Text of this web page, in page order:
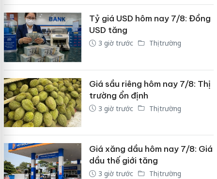
Tỷ giá USD hôm nay 7/8: Đồng
USD tăng
3 giờ trước Thị trường
Giá sầu riêng hôm nay 7/8: Thị
trường ổn định
3 giờ trước Thị trường
Giá xăng dầu hôm nay 7/8: Giá
dầu thế giới tăng
3 giờ trước Thị trường